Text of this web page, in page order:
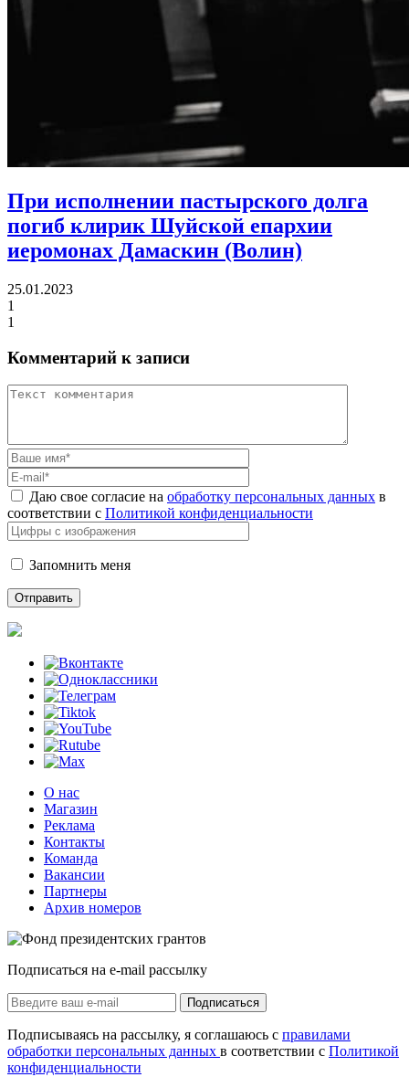
При исполнении пастырского долга
погиб клирик Шуйской епархии
иеромонах Дамаскин (Волин)
25.01.2023
1
1
Комментарий к записи
Даю свое согласие на обработку персональных данных в
соответствии с Политикой конфиденциальности
Запомнить меня
О нас
Магазин
Реклама
Контакты
Команда
Вакансии
Партнеры
Архив номеров
Подписаться на e-mail рассылку
Подписаться
Подписываясь на рассылку, я соглашаюсь с правилами
обработки персональных данных в соответствии с Политикой
конфиденциальности